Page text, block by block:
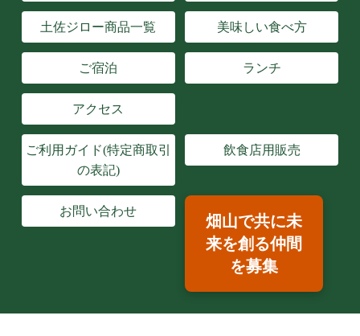
土佐ジロー商品一覧 美味しい食べ方
ご宿泊 ランチ
アクセス
ご利用ガイド(特定商取引
の表記)
飲食店用販売
お問い合わせ
畑山で共に未
来を創る仲間
を募集